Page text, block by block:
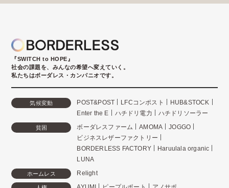
『SWITCH to HOPE』
社会の課題を、みんなの希望へ変えていく。
私たちはボーダレス・カンパニオです。
気候変動 POST&POST LFCコンポスト
HUB&STOCK
Enter the E
ハチドリ電力 ハチドリソーラー
貧困 ボーダレスファーム AMOMA
JOGGO
ビジネスレザーファクトリー
BORDERLESS FACTORY
Haruulala organic
LUNA
ホームレス Relight